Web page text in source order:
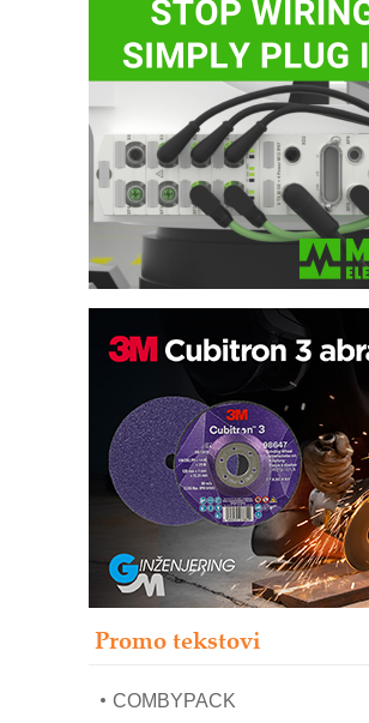
Promo tekstovi
Bezbednost na prvom mestu!
IB BLUMENAUER - više od
poverenja u industriji
RMQ-TITAN ADVANCED
– Pametna signalizacija za
upravljanje mašinama
Sigurnije ispitivanje
solarnim elektranama i
Pranje točkova na gradilištu-
modernog i odgovornog
mrežnog pretvarača sa tečnim
COMBYPACK